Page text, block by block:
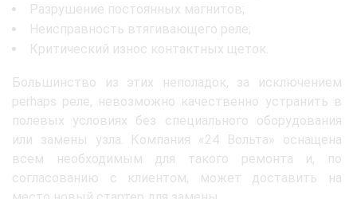
Разрушение постоянных магнитов;
Неисправность втягивающего реле;
Критический износ контактных щеток.
Большинство из этих неполадок, за исключением
perhaps реле, невозможно качественно устранить в
полевых условиях без специального оборудования
или замены узла. Компания «24 Вольта» оснащена
всем необходимым для такого ремонта и, по
согласованию с клиентом, может доставить на